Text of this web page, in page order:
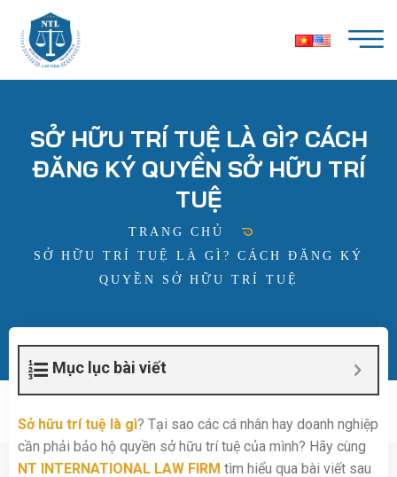
SỞ HỮU TRÍ TUỆ LÀ GÌ? CÁCH
ĐĂNG KÝ QUYỀN SỞ HỮU TRÍ
TUỆ
TRANG CHỦ
SỞ HỮU TRÍ TUỆ LÀ GÌ? CÁCH ĐĂNG KÝ
QUYỀN SỞ HỮU TRÍ TUỆ
Mục lục bài viết
Sở hữu trí tuệ là gì? Tại sao các cá nhân hay doanh nghiệp
cần phải bảo hộ quyền sở hữu trí tuệ của mình? Hãy cùng
NT INTERNATIONAL LAW FIRM tìm hiểu qua bài viết sau